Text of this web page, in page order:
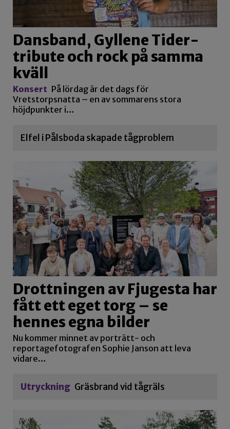
Dansband, Gyllene Tider-
tribute och rock på samma
kväll
Konsert På lördag är det dags för
Vretstorpsnatta – en av sommarens stora
höjdpunkter i…
Elfel i Pålsboda skapade tågproblem
Drottningen av Fjugesta har
fått ett eget torg – se
hennes egna bilder
Nu kommer minnet av porträtt- och
reportagefotografen Sophie Janson att leva
vidare…
Utryckning Gräsbrand vid tågräls